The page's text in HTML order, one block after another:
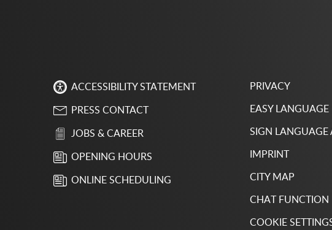
ACCESSIBILITY STATEMENT
PRESS CONTACT
JOBS & CAREER
OPENING HOURS
ONLINE SCHEDULING
PRIVACY
EASY LANGUAGE
SIGN LANGUAGE
IMPRINT
CITY MAP
CHAT FUNCTION
COOKIE